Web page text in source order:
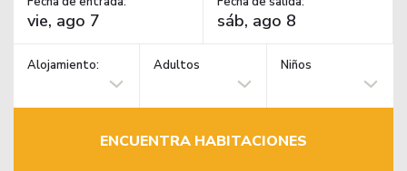
Alojamiento: Adultos Niños
ENCUENTRA HABITACIONES